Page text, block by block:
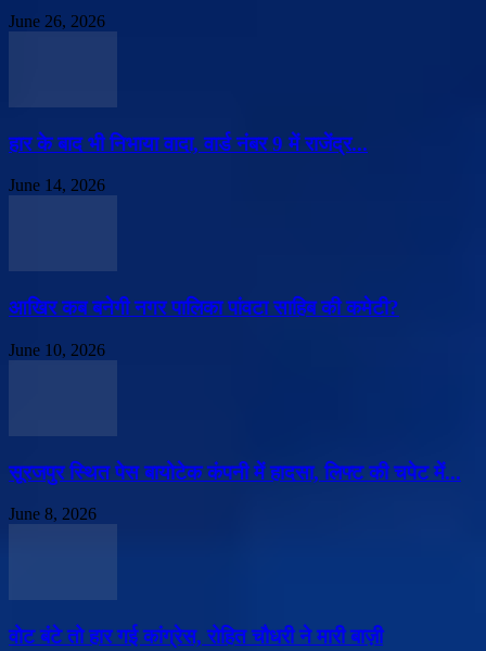
June 26, 2026
हार के बाद भी निभाया वादा, वार्ड नंबर 9 में राजेंद्र...
June 14, 2026
आखिर कब बनेगी नगर पालिका पांवटा साहिब की कमेटी?
June 10, 2026
सूरजपुर स्थित पेस बायोटेक कंपनी में हादसा, लिफ्ट की चपेट में...
June 8, 2026
वोट बंटे तो हार गई कांग्रेस, रोहित चौधरी ने मारी बाज़ी